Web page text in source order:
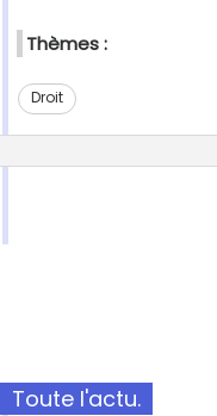
Thèmes :
Droit
Toute l'actu.